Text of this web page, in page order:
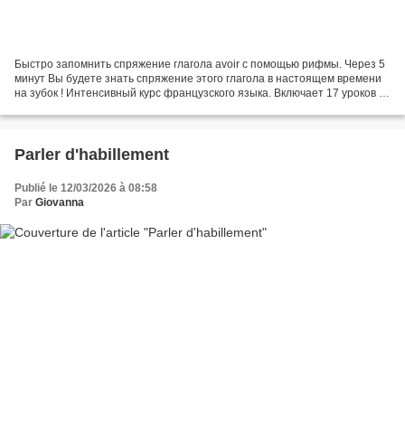
Быстро запомнить спряжение глагола avoir с помощью рифмы. Через 5
минут Вы будете знать спряжение этого глагола в настоящем времени
на зубок ! Интенсивный курс французского языка. Включает 17 уроков и
Parler d'habillement
Publié le 12/03/2026 à 08:58
Par Giovanna